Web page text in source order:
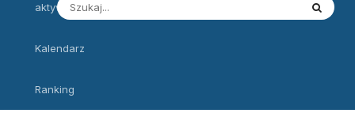
aktywność
Kalendarz
Ranking